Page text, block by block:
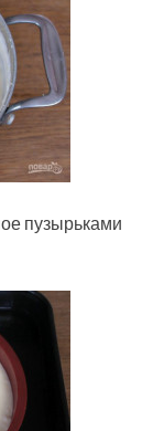
пузырьками